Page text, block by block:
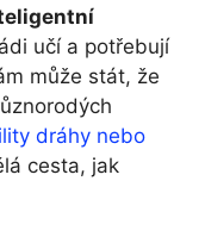
učí a potřebují
může stát, že
dráhy nebo
cesta, jak